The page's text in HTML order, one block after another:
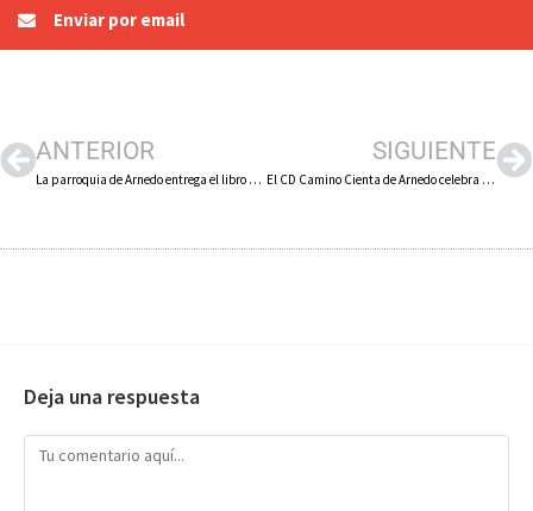
Enviar por email
ANTERIOR
La parroquia de Arnedo entrega el libro sobre Gentico Garrido al Papa Francisco
SIGUIENTE
El CD Camino Cienta de Arnedo celebra este fin de semana su 25 aniversario siendo anfitrión de la fase final de la Copa de Fútbol Sala Federación Riojana de Fútbol
Deja una respuesta